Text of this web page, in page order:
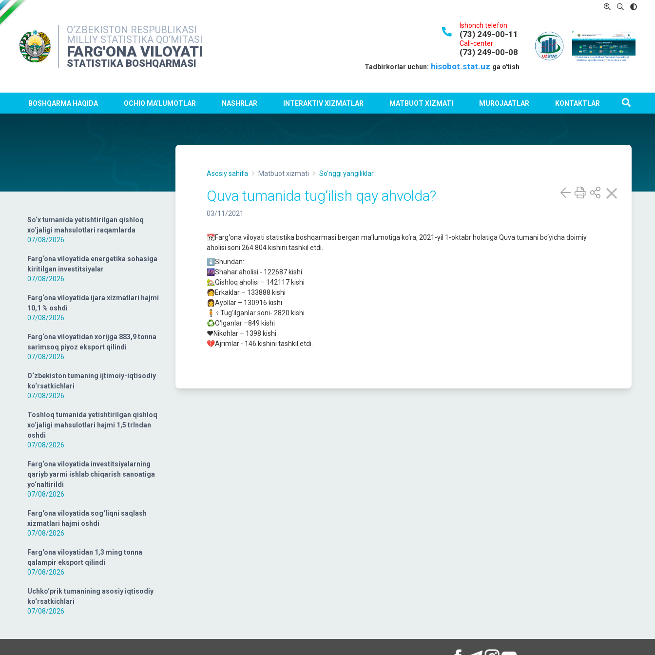
O‘ZBEKISTON RESPUBLIKASI
MILLIY STATISTIKA QO‘MITASI
FARG'ONA VILOYATI
STATISTIKA BOSHQARMASI
Ishonch telefon
(73) 249-00-11
Call-center
(73) 249-00-08
Tadbirkorlar uchun: hisobot.stat.uz ga o'tish
BOSHQARMA HAQIDA OCHIQ MA'LUMOTLAR NASHRLAR INTERAKTIV XIZMATLAR MATBUOT XIZMATI MUROJAATLAR KONTAKTLAR
So‘x tumanida yetishtirilgan qishloq
xo‘jaligi mahsulotlari raqamlarda
07/08/2026
Farg‘ona viloyatida energetika sohasiga
kiritilgan investitsiyalar
07/08/2026
Farg‘ona viloyatida ijara xizmatlari hajmi
10,1 % oshdi
07/08/2026
Farg‘ona viloyatidan xorijga 883,9 tonna
sarimsoq piyoz eksport qilindi
07/08/2026
O‘zbekiston tumaning ijtimoiy-iqtisodiy
ko‘rsatkichlari
07/08/2026
Toshloq tumanida yetishtirilgan qishloq
xo‘jaligi mahsulotlari hajmi 1,5 trlndan
oshdi
07/08/2026
Farg‘ona viloyatida investitsiyalarning
qariyb yarmi ishlab chiqarish sanoatiga
yo‘naltirildi
07/08/2026
Farg‘ona viloyatida sog‘liqni saqlash
xizmatlari hajmi oshdi
07/08/2026
Farg‘ona viloyatidan 1,3 ming tonna
qalampir eksport qilindi
07/08/2026
Uchko‘prik tumanining asosiy iqtisodiy
ko‘rsatkichlari
07/08/2026
Asosiy sahifa Matbuot xizmati So'nggi yangiliklar
Quva tumanida tug‘ilish qay ahvolda?
03/11/2021
📆Farg‘ona viloyati statistika boshqarmasi bergan ma’lumotiga ko‘ra, 2021-yil 1-oktabr holatiga Quva tumani bo‘yicha doimiy
aholisi soni 264 804 kishini tashkil etdi.
⬇️Shundan:
🌆Shahar aholisi - 122687 kishi
🏡Qishloq aholisi – 142117 kishi
🧑Erkaklar – 133888 kishi
👩Ayollar – 130916 kishi
🧍♀Tug‘ilganlar soni- 2820 kishi
♻️O‘lganlar –849 kishi
❤️Nikohlar – 1398 kishi
💔Ajrimlar - 146 kishini tashkil etdi.